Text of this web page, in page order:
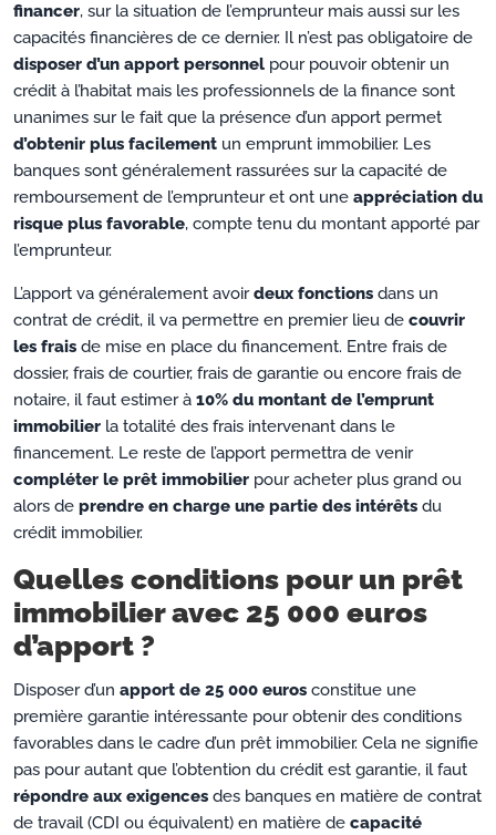
financer, sur la situation de l’emprunteur mais aussi sur les
capacités financières de ce dernier. Il n’est pas obligatoire de
disposer d’un apport personnel pour pouvoir obtenir un
crédit à l’habitat mais les professionnels de la finance sont
unanimes sur le fait que la présence d’un apport permet
d’obtenir plus facilement un emprunt immobilier. Les
banques sont généralement rassurées sur la capacité de
remboursement de l’emprunteur et ont une appréciation du
risque plus favorable, compte tenu du montant apporté par
l’emprunteur.
L’apport va généralement avoirdeux fonctions dans un
contrat de crédit, il va permettre en premier lieu de couvrir
les frais de mise en place du financement. Entre frais de
dossier, frais de courtier, frais de garantie ou encore frais de
notaire, il faut estimer à 10% du montant de l’emprunt
immobilier la totalité des frais intervenant dans le
financement. Le reste de l’apport permettra de venir
compléter le prêt immobilier pour acheter plus grand ou
alors de prendre en charge une partie des intérêts du
crédit immobilier.
Quelles conditions pour un prêt
immobilier avec 25 000 euros
d’apport ?
Disposer d’un apport de 25 000 euros constitue une
première garantie intéressante pour obtenir des conditions
favorables dans le cadre d’un prêt immobilier. Cela ne signifie
pas pour autant que l’obtention du crédit est garantie, il faut
répondre aux exigences des banques en matière de contrat
de travail (CDI ou équivalent) en matière de capacité